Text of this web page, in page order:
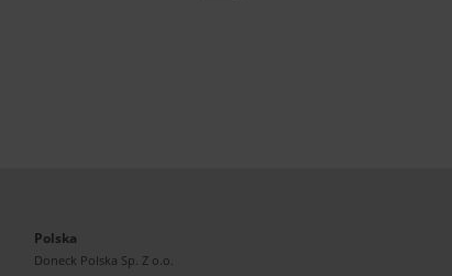
Polska
Doneck Polska Sp. Z o.o.